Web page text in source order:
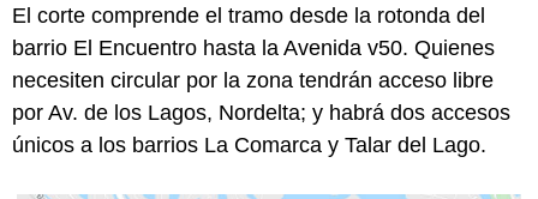
El corte comprende el tramo desde la rotonda del
barrio El Encuentro hasta la Avenida v50. Quienes
necesiten circular por la zona tendrán acceso libre
por Av. de los Lagos, Nordelta; y habrá dos accesos
únicos a los barrios La Comarca y Talar del Lago.